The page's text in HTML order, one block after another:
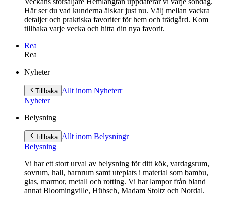
Här ser du vad kunderna älskar just nu. Välj mellan vackra
detaljer och praktiska favoriter för hem och trädgård. Kom
tillbaka varje vecka och hitta din nya favorit.
Rea
Rea
innehåll
Nyheter
Tillbaka Allt inom Nyheterr
Nyheter
Belysning
Tillbaka Allt inom Belysningr
Belysning
Vi har ett stort urval av belysning för ditt kök, vardagsrum,
sovrum, hall, barnrum samt uteplats i material som bambu,
glas, marmor, metall och rotting. Vi har lampor från bland
annat Bloomingville, Hübsch, Madam Stoltz och Nordal.